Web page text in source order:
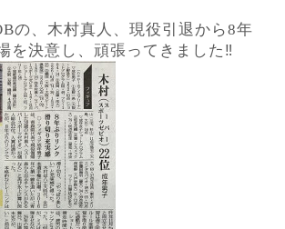
の、木村真人、現役引退から8年
を決意し、頑張ってきました‼︎